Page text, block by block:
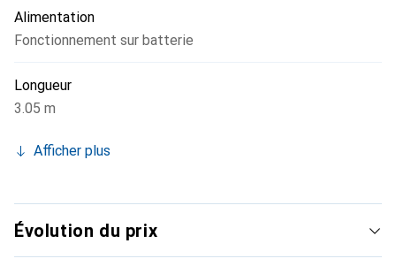
Alimentation
Fonctionnement sur batterie
Longueur
3.05 m
Afficher plus
Évolution du prix